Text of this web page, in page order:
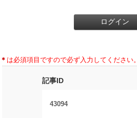
＊ は必須項目ですので必ず入力してください。
記事ID
43094